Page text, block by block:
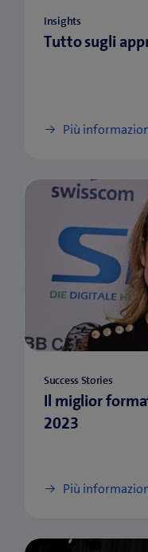
Insights
Tutto sugli
Più
Success Stories
Il miglior
2023
Più